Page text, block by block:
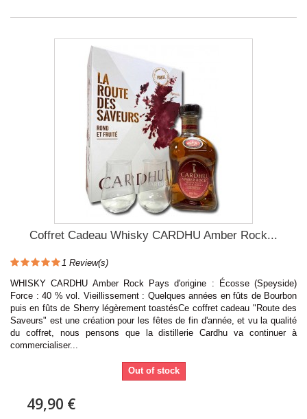
Coffret Cadeau Whisky CARDHU Amber Rock...
1 Review(s)
WHISKY CARDHU Amber Rock Pays d'origine : Écosse (Speyside)
Force : 40 % vol. Vieillissement : Quelques années en fûts de Bourbon
puis en fûts de Sherry légèrement toastésCe coffret cadeau "Route des
Saveurs" est une création pour les fêtes de fin d'année, et vu la qualité
du coffret, nous pensons que la distillerie Cardhu va continuer à
commercialiser...
Out of stock
49,90 €